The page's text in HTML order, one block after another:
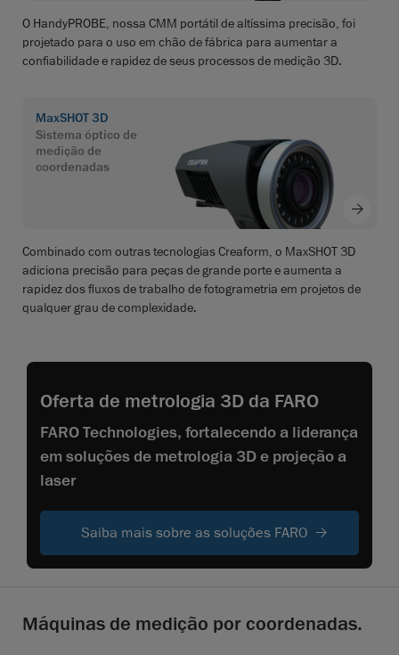
O HandyPROBE, nossa CMM portátil de altíssima precisão, foi
projetado para o uso em chão de fábrica para aumentar a
confiabilidade e rapidez de seus processos de medição 3D.
MaxSHOT 3D
Sistema óptico de
medição de
coordenadas
Combinado com outras tecnologias Creaform, o MaxSHOT 3D
adiciona precisão para peças de grande porte e aumenta a
rapidez dos fluxos de trabalho de fotogrametria em projetos de
qualquer grau de complexidade.
Oferta de metrologia 3D da FARO
FARO Technologies, fortalecendo a liderança
em soluções de metrologia 3D e projeção a
laser
Saiba mais sobre as soluções FARO
Máquinas de medição por coordenadas.